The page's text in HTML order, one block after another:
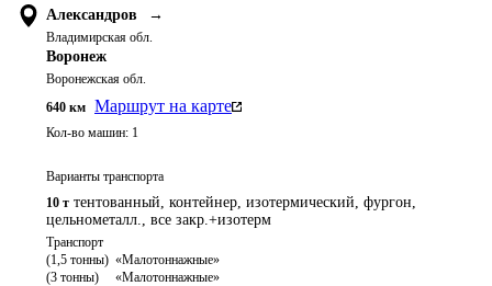
Александров →
Владимирская обл.
Воронеж
Воронежская обл.
640 км Маршрут на карте
Кол-во машин: 1
Варианты транспорта
10 т тентованный, контейнер, изотермический, фургон,
цельнометалл., все закр.+изотерм
Транспорт
(1,5 тонны)  «Малотоннажные»
(3 тонны)     «Малотоннажные»